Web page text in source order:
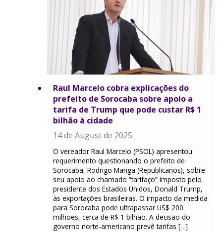
Raul Marcelo cobra explicações do
prefeito de Sorocaba sobre apoio a
tarifa de Trump que pode custar R$ 1
bilhão à cidade
14 de August de 2025
O vereador Raul Marcelo (PSOL) apresentou
requerimento questionando o prefeito de
Sorocaba, Rodrigo Manga (Republicanos), sobre
seu apoio ao chamado “tarifaço” imposto pelo
presidente dos Estados Unidos, Donald Trump,
às exportações brasileiras. O impacto da medida
para Sorocaba pode ultrapassar US$ 200
milhões, cerca de R$ 1 bilhão. A decisão do
governo norte-americano prevê tarifas […]